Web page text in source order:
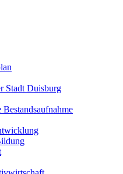
Stadt Duisburg